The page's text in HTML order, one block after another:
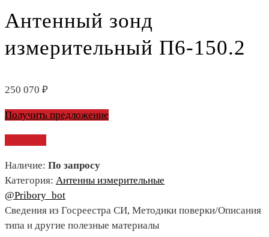
Антенный зонд
измерительный П6-150.2
250 070 ₽
Получить предложение
Наличие: По запросу
Категория: Антенны измерительные
@Pribory_bot
Сведения из Госреестра СИ, Методики поверки/Описания
типа и другие полезные материалы